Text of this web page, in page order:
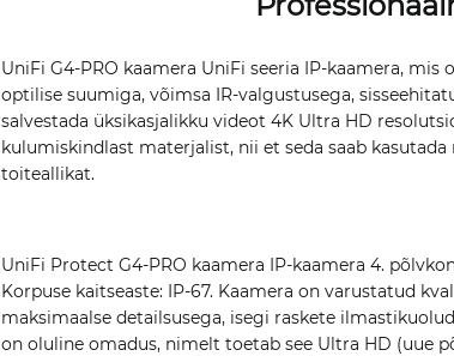
UniFi G4-PRO kaamera UniFi seeria IP-kaamera,
optilise suumiga, võimsa IR-valgustusega,
salvestada üksikasjalikku videot 4K Ultra HD
kulumiskindlast materjalist, nii et seda saab
toiteallikat.
UniFi Protect G4-PRO kaamera IP-kaamera 4.
Korpuse kaitseaste: IP-67. Kaamera on varustatud
maksimaalse detailsusega, isegi raskete
on oluline omadus, nimelt toetab see Ultra HD (uue